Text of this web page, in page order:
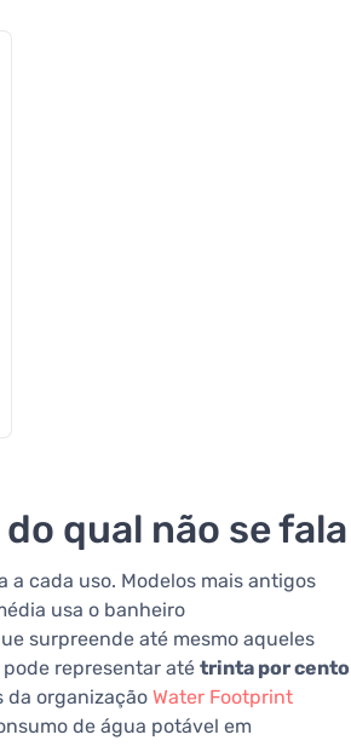
qual não se fala
a cada uso. Modelos mais antigos
usa o banheiro
surpreende até mesmo aqueles
representar até trinta por cento
da organização Water Footprint
de água potável em